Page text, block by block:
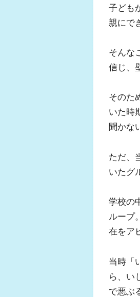
子ども
親にで
そんな
信じ、
そのた
いた時
聞かな
ただ、
いたグ
学校の
ループ
在をア
当時「
ら、い
で悪ぶ